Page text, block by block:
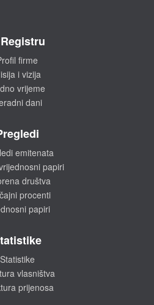
firme
i vizija
vrijeme
dani
emitenata
papiri
društva
procenti
papiri
Statistike
vlasništva
prijenosa